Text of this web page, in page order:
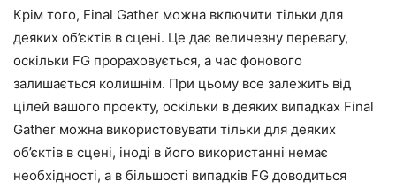
Крім того, Final Gather можна включити тільки для
деяких об’єктів в сцені. Це дає величезну перевагу,
оскільки FG прораховується, а час фонового
залишається колишнім. При цьому все залежить від
цілей вашого проекту, оскільки в деяких випадках Final
Gather можна використовувати тільки для деяких
об’єктів в сцені, іноді в його використанні немає
необхідності, а в більшості випадків FG доводиться